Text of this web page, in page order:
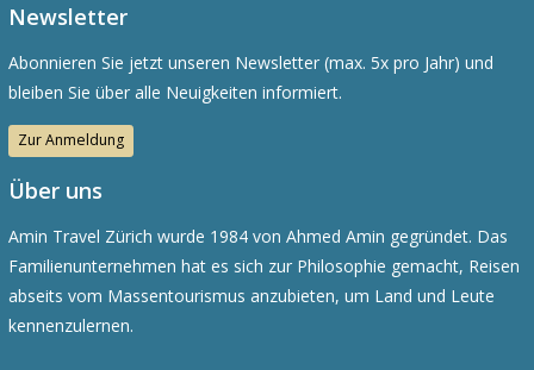
Newsletter
Abonnieren Sie jetzt unseren Newsletter (max. 5x pro Jahr) und
bleiben Sie über alle Neuigkeiten informiert.
Zur Anmeldung
Über uns
Amin Travel Zürich wurde 1984 von Ahmed Amin gegründet. Das
Familienunternehmen hat es sich zur Philosophie gemacht, Reisen
abseits vom Massentourismus anzubieten, um Land und Leute
kennenzulernen.